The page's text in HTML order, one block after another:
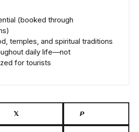
(booked through
temples, and spiritual traditions
daily life—not
for tourists
𝕏 𝙋